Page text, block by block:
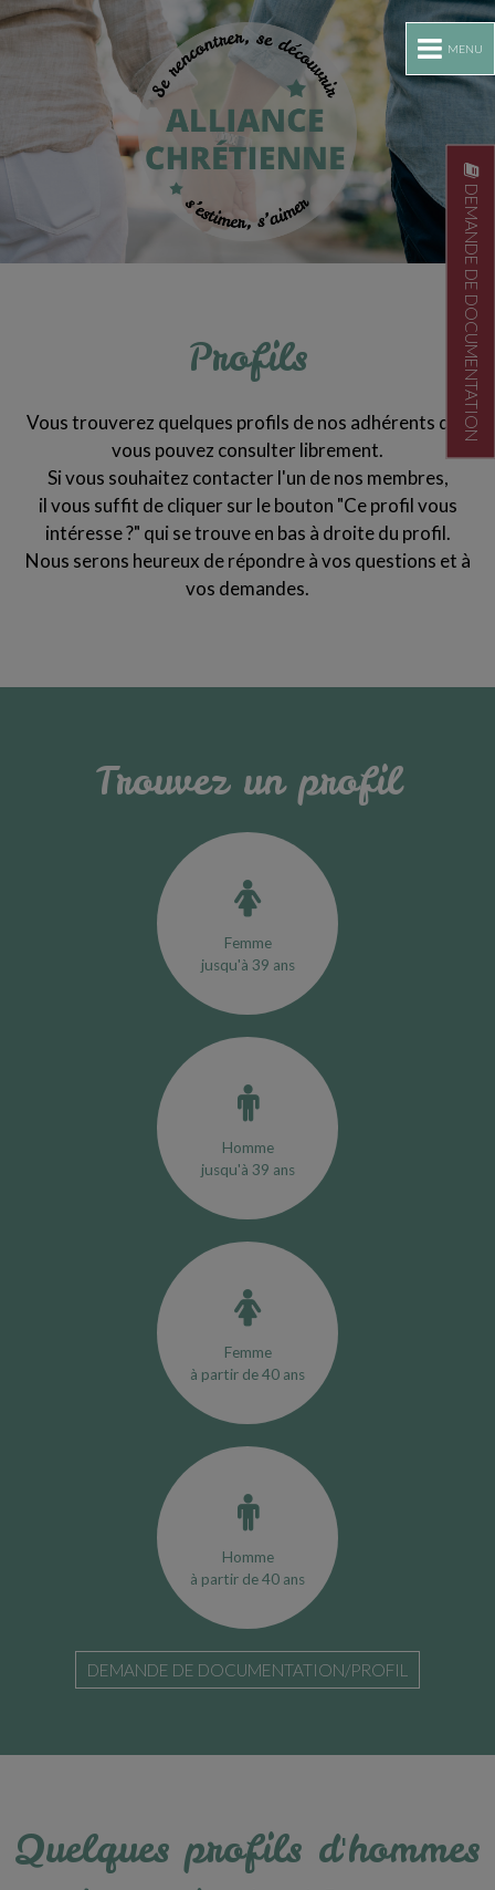
MENU
DEMANDE DE DOCUMENTATION
Profils
Vous trouverez quelques profils de nos adhérents que
vous pouvez consulter librement.
Si vous souhaitez contacter l'un de nos membres,
il vous suffit de cliquer sur le bouton "Ce profil vous
intéresse ?" qui se trouve en bas à droite du profil.
Nous serons heureux de répondre à vos questions et à
vos demandes.
Trouvez un profil
Femme
jusqu'à 39 ans
Homme
jusqu'à 39 ans
Femme
à partir de 40 ans
Homme
à partir de 40 ans
DEMANDE DE DOCUMENTATION/PROFIL
Quelques profils d'hommes